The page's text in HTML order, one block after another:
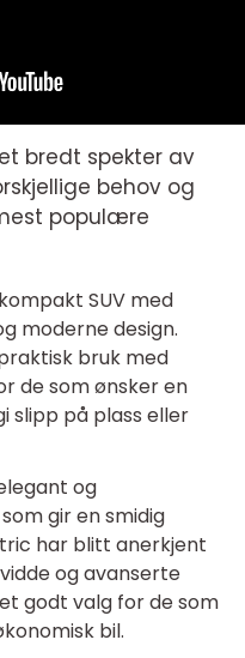
bredt spekter av
behov og
populære
SUV med
moderne design.
bruk med
de som ønsker en
slipp på plass eller
og
gir en smidig
har blitt anerkjent
og avanserte
godt valg for de som
bil.